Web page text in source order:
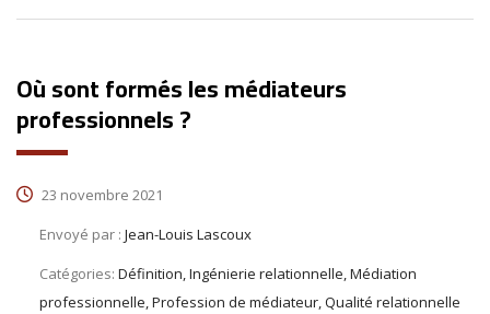
Où sont formés les médiateurs
professionnels ?
23 novembre 2021
Envoyé par : Jean-Louis Lascoux
Catégories: Définition, Ingénierie relationnelle, Médiation
professionnelle, Profession de médiateur, Qualité relationnelle